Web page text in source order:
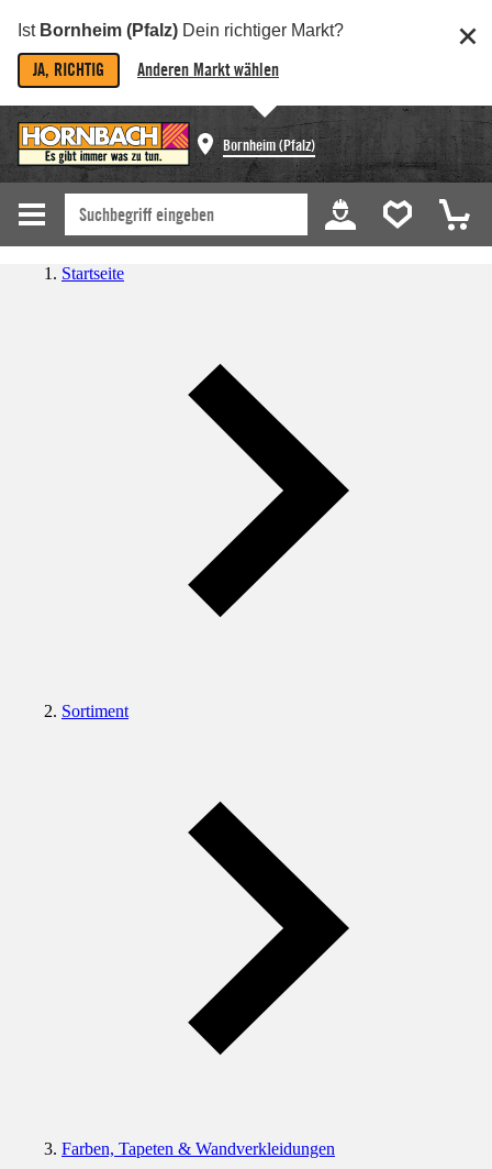
Ist Bornheim (Pfalz) Dein richtiger Markt?
JA, RICHTIG Anderen Markt wählen
Bornheim (Pfalz)
Startseite
Sortiment
Farben, Tapeten & Wandverkleidungen